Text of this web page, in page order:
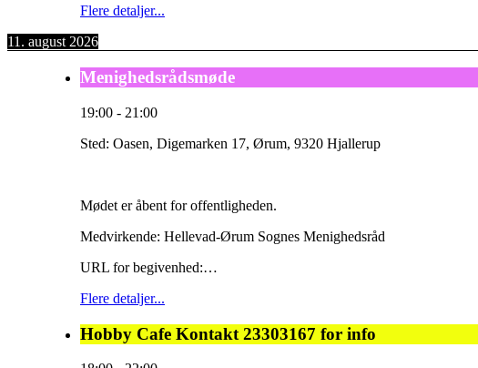
Flere detaljer...
11. august 2026
Menighedsrådsmøde
19:00 - 21:00
Sted: Oasen, Digemarken 17, Ørum, 9320 Hjallerup
Mødet er åbent for offentligheden.
Medvirkende: Hellevad-Ørum Sognes Menighedsråd
URL for begivenhed:…
Flere detaljer...
Hobby Cafe Kontakt 23303167 for info